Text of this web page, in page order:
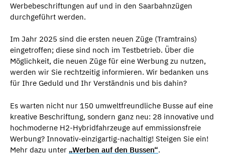
Werbebeschriftungen auf und in den Saarbahnzügen
durchgeführt werden.
Im Jahr 2025 sind die ersten neuen Züge (Tramtrains)
eingetroffen; diese sind noch im Testbetrieb. Über die
Möglichkeit, die neuen Züge für eine Werbung zu nutzen,
werden wir Sie rechtzeitig informieren. Wir bedanken uns
für Ihre Geduld und Ihr Verständnis und bis dahin?
Es warten nicht nur 150 umweltfreundliche Busse auf eine
kreative Beschriftung, sondern ganz neu: 28 innovative und
hochmoderne H2-Hybridfahrzeuge auf emmissionsfreie
Werbung? Innovativ-einzigartig-nachaltig! Steigen Sie ein!
Mehr dazu unter „Werben auf den Bussen“.